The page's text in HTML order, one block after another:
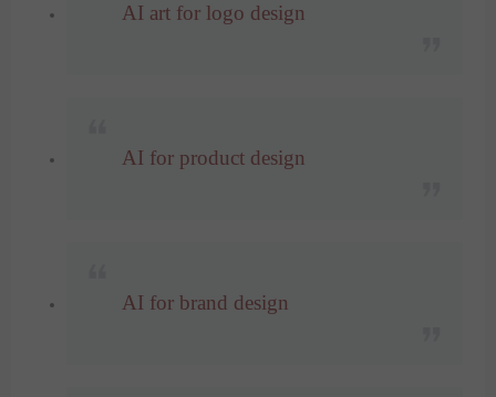
AI art for logo design
AI for product design
AI for brand design